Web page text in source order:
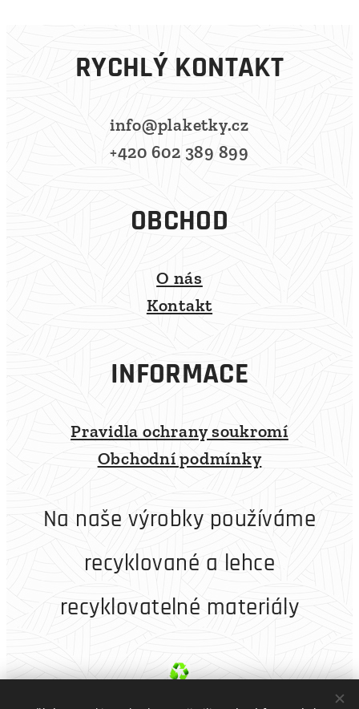
RYCHLÝ KONTAKT
info@plaketky.cz
+420 602 389 899
OBCHOD
O nás
Kontakt
INFORMACE
Pravidla ochrany soukromí
Obchodní podmínky
Na naše výrobky používáme
recyklované a lehce
recyklovatelné materiály